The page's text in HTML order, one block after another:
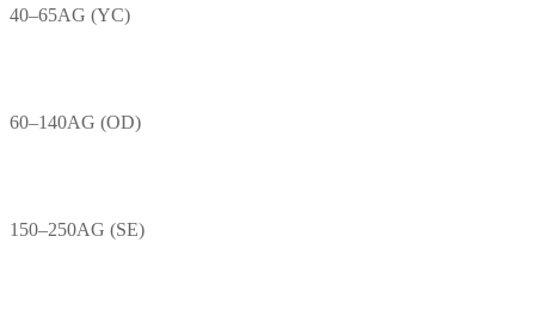
40–65AG (YC)
60–140AG (OD)
150–250AG (SE)